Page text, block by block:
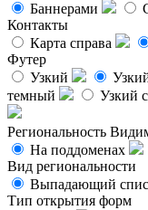
Баннерами
Контакты
Карта справа
Футер
Узкий
темный
Узкий
Региональность
На поддоменах
Вид региональности
Выпадающий
Тип открытия форм